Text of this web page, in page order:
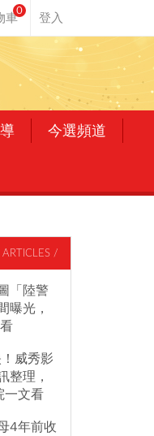
0
今選頻道
/
「陸警
曝光，
威秀影
整理，
一文看
4年前收